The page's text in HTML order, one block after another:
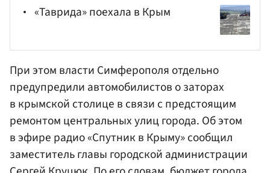
«Таврида» поехала в Крым
При этом власти Симферополя отдельно
предупредили автомобилистов о заторах
в крымской столице в связи с предстоящим
ремонтом центральных улиц города. Об этом
в эфире радио «Спутник в Крыму» сообщил
заместитель главы городской администрации